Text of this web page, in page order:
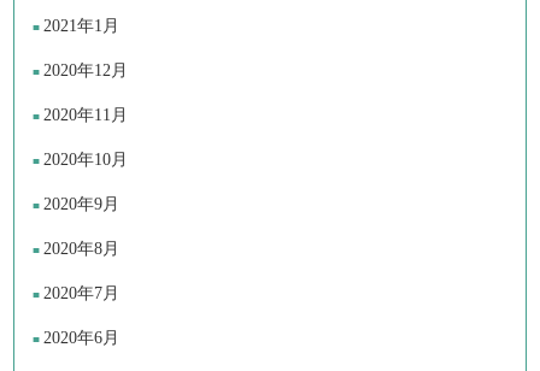
2021年1月
2020年12月
2020年11月
2020年10月
2020年9月
2020年8月
2020年7月
2020年6月